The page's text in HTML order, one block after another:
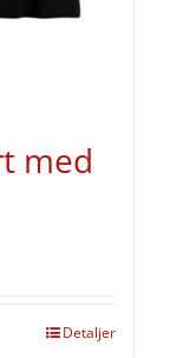
med
Detaljer